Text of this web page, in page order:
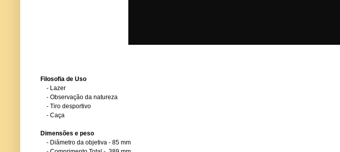
Filosofia de Uso
- Lazer
- Observação da natureza
- Tiro desportivo
- Caça
Dimensões e peso
- Diâmetro da objetiva - 85 mm